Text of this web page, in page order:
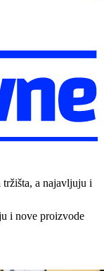
a najavljuju i
i nove proizvode